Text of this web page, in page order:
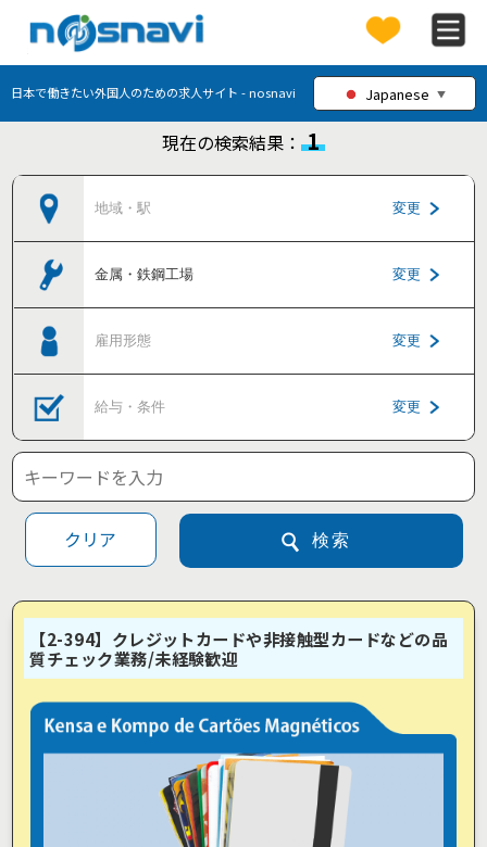
日本で働きたい外国人のための求人サイト - nosnavi Japanese ▼
現在の検索結果： 1
地域・駅 変更
金属・鉄鋼工場 変更
雇用形態 変更
給与・条件 変更
クリア 検索
【2-394】クレジットカードや非接触型カードなどの品
質チェック業務/未経験歓迎